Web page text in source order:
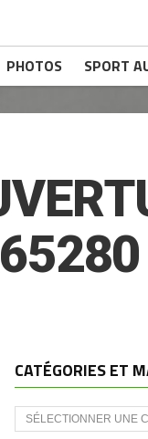
PHOTOS SPORT
CATÉGORIES ET
Catégories
et